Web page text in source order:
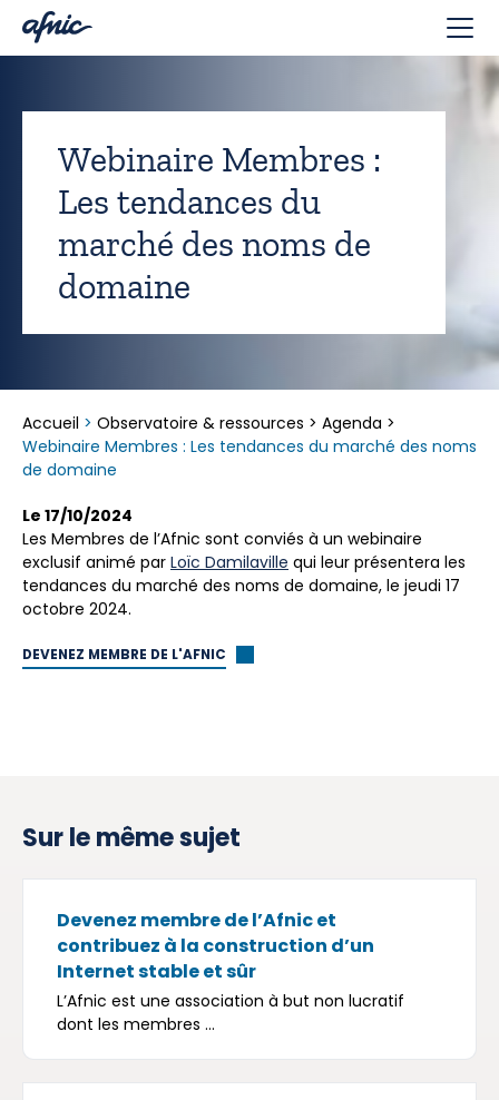
Webinaire Membres :
Les tendances du
marché des noms de
domaine
Accueil > Observatoire & ressources > Agenda >
Webinaire Membres : Les tendances du marché des noms
de domaine
Le 17/10/2024
Les Membres de l’Afnic sont conviés à un webinaire
exclusif animé par Loïc Damilaville qui leur présentera les
tendances du marché des noms de domaine, le jeudi 17
octobre 2024.
DEVENEZ MEMBRE DE L'AFNIC
Sur le même sujet
Devenez membre de l’Afnic et
contribuez à la construction d’un
Internet stable et sûr
L’Afnic est une association à but non lucratif
dont les membres ...
Panneau de gestion des cookies